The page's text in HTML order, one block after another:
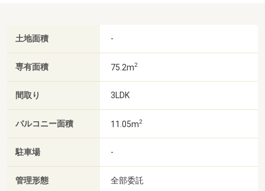
土地面積 -
専有面積 75.2m2
間取り 3LDK
バルコニー面積 11.05m2
駐車場 -
管理形態 全部委託